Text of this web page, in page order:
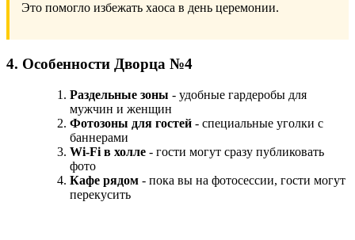
Это помогло избежать хаоса в день церемонии.
4. Особенности Дворца №4
Раздельные зоны - удобные гардеробы для
мужчин и женщин
Фотозоны для гостей - специальные уголки с
баннерами
Wi-Fi в холле - гости могут сразу публиковать
фото
Кафе рядом - пока вы на фотосессии, гости могут
перекусить